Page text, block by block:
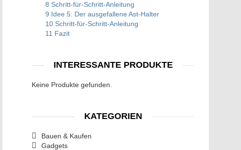
8 Schritt-für-Schritt-Anleitung
9 Idee 5: Der ausgefallene Ast-Halter
10 Schritt-für-Schritt-Anleitung
11 Fazit
INTERESSANTE PRODUKTE
Keine Produkte gefunden.
KATEGORIEN
Bauen & Kaufen
Gadgets